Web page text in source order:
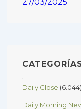
27/03/2025
CATEGORÍAS
Daily Close (6.044)
Daily Morning